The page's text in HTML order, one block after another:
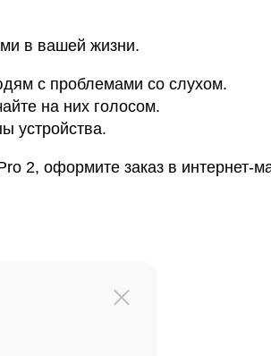
в вашей жизни.
с проблемами со слухом.
на них голосом.
устройства.
2, оформите заказ в интернет-